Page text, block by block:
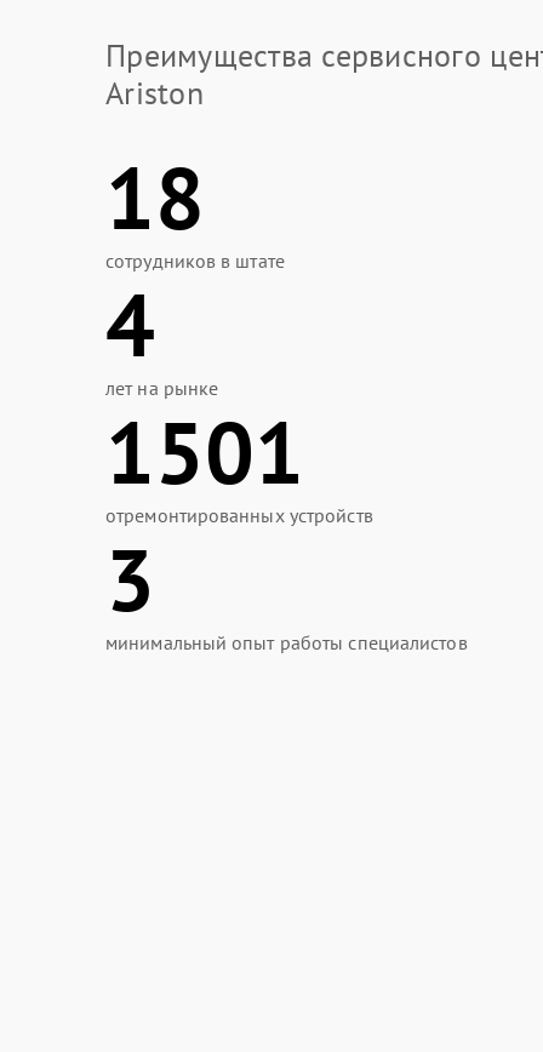
Преимущества сервисного
Ariston
18
сотрудников в штате
4
лет на рынке
1501
отремонтированных устройств
3
минимальный опыт работы специалистов